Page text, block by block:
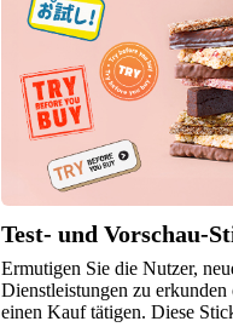
Test- und Vorschau-
Ermutigen Sie die Nutzer,
Dienstleistungen zu erkunden
einen Kauf tätigen. Diese